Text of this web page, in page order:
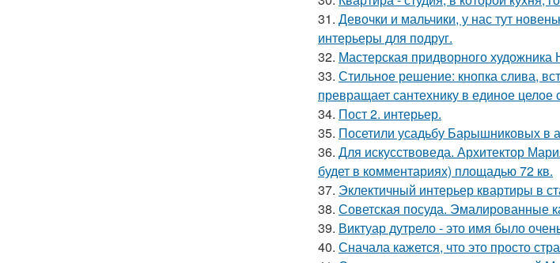
31. Девочки и мальчики, у нас тут
интерьеры для подруг.
32. Мастерская придворного
33. Стильное решение: кнопка слива,
превращает сантехнику в единое целое
34. Пост 2. интерьер.
35. Посетили усадьбу Барышниковых в
36. Для искусствоведа. Архитектор
будет в комментариях) площадью 72 кв.
37. Эклектичный интерьер квартиры в
38. Советская посуда. Эмалированные
39. Виктуар дутрело - это имя было
40. Сначала кажется, что это просто